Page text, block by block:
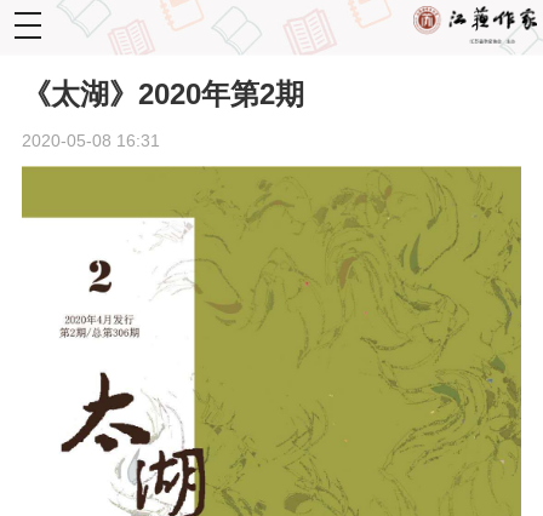
toggle
navigation
《太湖》2020年第2期
2020-05-08 16:31